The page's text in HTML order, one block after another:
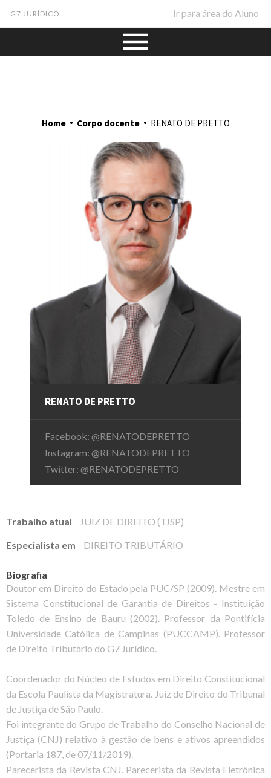
G7 JURÍDICO Ir para área do Aluno
Home • Corpo docente • RENATO DE PRETTO
RENATO DE PRETTO
Facebook: @RENATODEPRETTO
Instagram: @RENATODEPRETTO
Twitter: @RENATODEPRETTO
Trabalho atual JUIZ DE DIREITO (TJSP)
Especialista em DIREITO TRIBUTÁRIO
Biografia
Doutor em Direito do Estado pela PUC/SP (2009). Mestre em
Sistema Constitucional de Garantia de Direitos - Instituição
Toledo de Ensino de Bauru (2002). Professor da Pontifícia
Universidade Católica de Campinas (PUCCAMP). Professor
de Direito Tributário do G7 Jurídico.
Coordenador do Núcleo de Estudos em Direito Constitucional
da Escola Paulista da Magistratura. Juiz de Direito do Tribunal
de Justiça de São Paulo.
Foi integrante do Grupo de Trabalho do Conselho Nacional de
Justiça (CNJ) relativo à gestão de bens e ativos apreendidos
(Portaria 187, de 07/11/2019).
Parecerista da Revista CNJ. Parecerista da Revista Eletrônica